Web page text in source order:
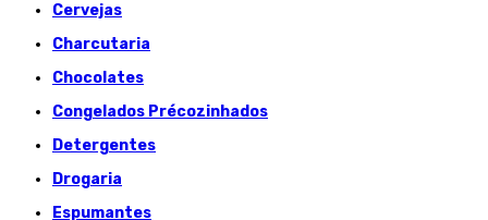
Cervejas
Charcutaria
Chocolates
Congelados Précozinhados
Detergentes
Drogaria
Espumantes